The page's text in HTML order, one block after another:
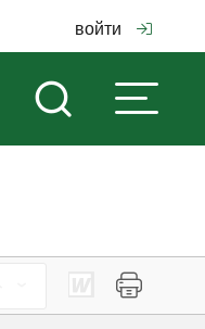
войти